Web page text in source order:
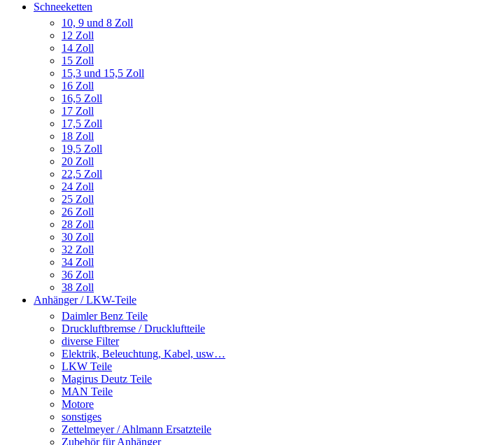
Schneeketten
10, 9 und 8 Zoll
12 Zoll
14 Zoll
15 Zoll
15,3 und 15,5 Zoll
16 Zoll
16,5 Zoll
17 Zoll
17,5 Zoll
18 Zoll
19,5 Zoll
20 Zoll
22,5 Zoll
24 Zoll
25 Zoll
26 Zoll
28 Zoll
30 Zoll
32 Zoll
34 Zoll
36 Zoll
38 Zoll
Anhänger / LKW-Teile
Daimler Benz Teile
Druckluftbremse / Druckluftteile
diverse Filter
Elektrik, Beleuchtung, Kabel, usw…
LKW Teile
Magirus Deutz Teile
MAN Teile
Motore
sonstiges
Zettelmeyer / Ahlmann Ersatzteile
Zubehör für Anhänger